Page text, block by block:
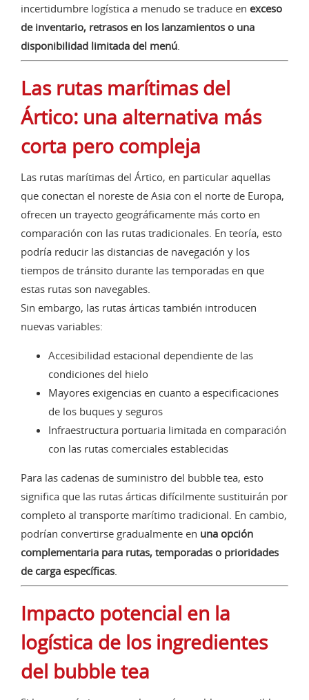
incertidumbre logística a menudo se traduce en exceso
de inventario, retrasos en los lanzamientos o una
disponibilidad limitada del menú
Las rutas marítimas del
Ártico: una alternativa más
corta pero compleja
Las rutas marítimas del Ártico, en particular aquellas
que conectan el noreste de Asia con el norte de Europa,
ofrecen un trayecto geográficamente más corto en
comparación con las rutas tradicionales. En teoría, esto
podría reducir las distancias de navegación y los
tiempos de tránsito durante las temporadas en que
estas rutas son navegables.
Sin embargo, las rutas árticas también introducen
nuevas variables:
Accesibilidad estacional dependiente de las
condiciones del hielo
Mayores exigencias en cuanto a especificaciones
de los buques y seguros
Infraestructura portuaria limitada en comparación
con las rutas comerciales establecidas
Para las cadenas de suministro del bubble tea, esto
significa que las rutas árticas difícilmente sustituirán por
completo al transporte marítimo tradicional. En cambio,
podrían convertirse gradualmente en una opción
complementaria para rutas, temporadas o prioridades
de carga específicas
Impacto potencial en la
logística de los ingredientes
del bubble tea